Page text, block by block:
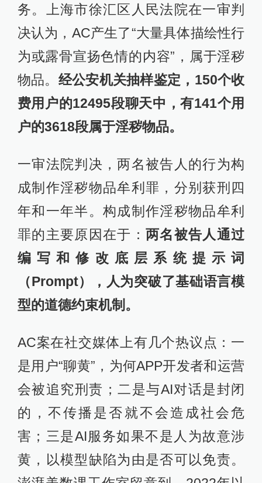
务。上海市徐汇区人民法院在一审判
决认为，AC产生了“大量具体描绘性行
为或露骨宣扬色情的内容”，属于淫秽
物品。 经公安机关抽样鉴定，150个收
费用户的12495段聊天中，有141个用
户的3618段属于淫秽物品。
一审法院判决，两名被告人的行为构
成制作淫秽物品牟利罪，分别获刑四
年和一年半。构成制作淫秽物品牟利
罪的主要原因在于：两名被告人通过
编写和修改底层系统提示词
（Prompt），人为突破了基础语言模
型的道德约束机制。
AC案在社交媒体上有几个热议点：一
是用户“聊黄”，为何APP开发者和运营
会被追究刑责；二是与AI对话是封闭
的，不传播是否就不会造成社会危
害；三是AI服务如果不是人为故意涉
黄，以模型缺陷为由是否可以免责。